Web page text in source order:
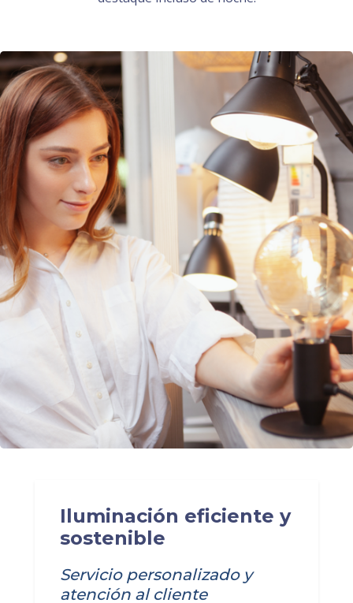
Iluminación eficiente y
sostenible
Servicio personalizado y
atención al cliente